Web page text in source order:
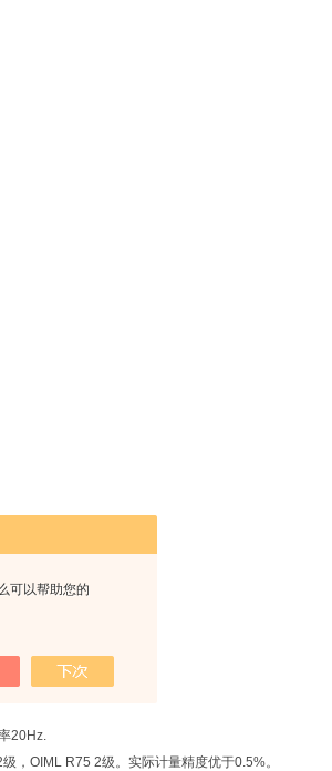
可以帮助您的
20Hz.
，OIML R75 2级。实际计量精度优于0.5%。